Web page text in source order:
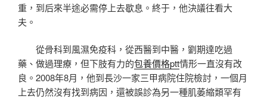
重，到后來半途必需停上去歇息。終于，他決議往看大
夫。
從骨科到風濕免疫科，從西醫到中醫，劉期達吃過
藥、做過理療，但下肢有力的包養價格ptt情形一直沒有改
良。2008年8月，他到長沙一家三甲病院住院檢討，一個月
上去仍然沒有找到病因，還被誤診為另一種肌萎縮類罕有